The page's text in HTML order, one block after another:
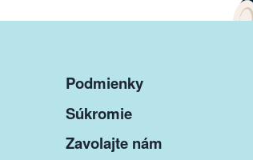
Podmienky
Súkromie
Zavolajte nám